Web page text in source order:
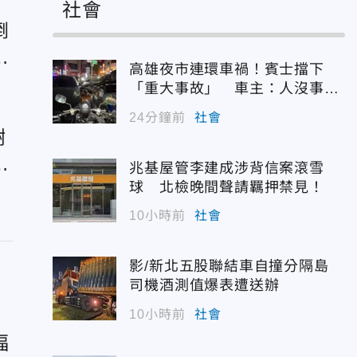
社會
高雄夜市連環車禍！賓士擋下
「重大事故」 車主：人沒事最
重要
24分鐘前 社會
兆基屋管李建成涉背信案滾雪
球 北檢晚間聲請羈押禁見！
10小時前 社會
影/新北五股聯結車自撞分隔島
司機酒測值爆表遭送辦
10小時前 社會